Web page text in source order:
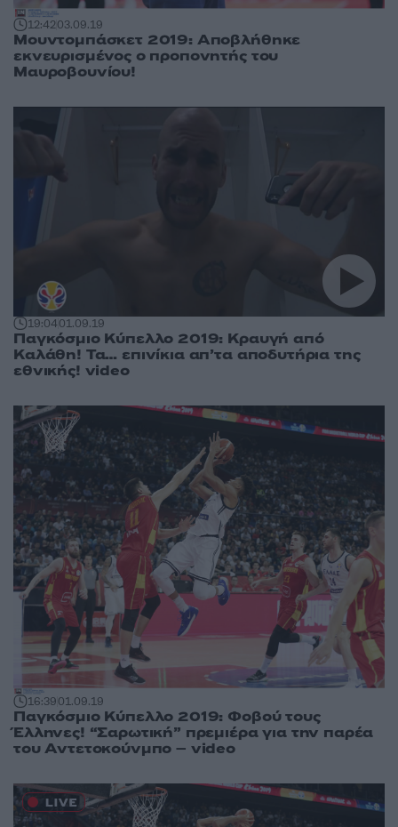
12:4203.09.19
Μουντομπάσκετ 2019: Αποβλήθηκε
εκνευρισμένος ο προπονητής του
Μαυροβουνίου!
19:0401.09.19
Παγκόσμιο Κύπελλο 2019: Κραυγή από
Καλάθη! Τα… επινίκια απ’τα αποδυτήρια της
εθνικής! video
16:3901.09.19
Παγκόσμιο Κύπελλο 2019: Φοβού τους
Έλληνες! “Σαρωτική” πρεμιέρα για την παρέα
του Αντετοκούνμπο – video